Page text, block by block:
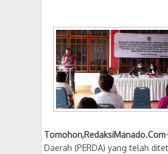
Tomohon,RedaksiManado.Com
Daerah (PERDA) yang telah